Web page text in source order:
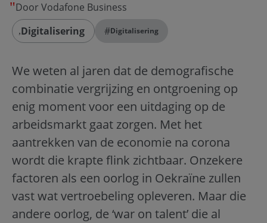
Door Vodafone Business
Digitalisering
#Digitalisering
We weten al jaren dat de demografische
combinatie vergrijzing en ontgroening op
enig moment voor een uitdaging op de
arbeidsmarkt gaat zorgen. Met het
aantrekken van de economie na corona
wordt die krapte flink zichtbaar. Onzekere
factoren als een oorlog in Oekraïne zullen
vast wat vertroebeling opleveren. Maar die
andere oorlog, de ‘war on talent’ die al